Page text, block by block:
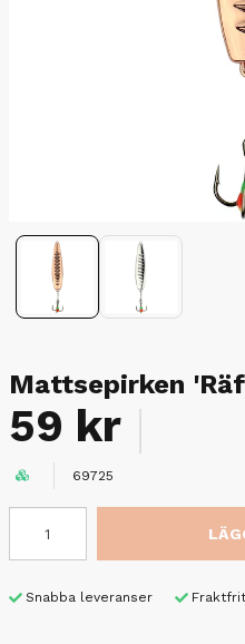
Mattsepirken
59 kr
69725
Snabba leveranser